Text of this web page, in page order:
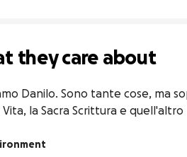
they care about
Danilo. Sono tante cose, ma
Vita, la Sacra Scrittura e